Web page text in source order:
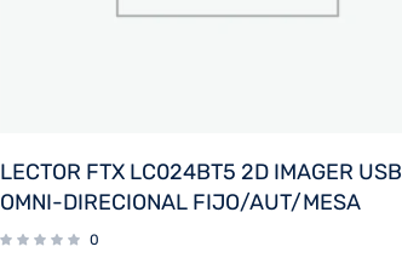
LECTOR FTX LC024BT5 2D IMAGER USB
OMNI-DIRECIONAL FIJO/AUT/MESA
0